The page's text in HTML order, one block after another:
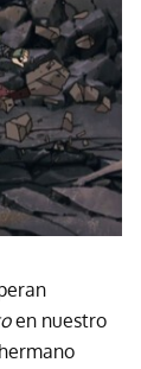
en nuestro